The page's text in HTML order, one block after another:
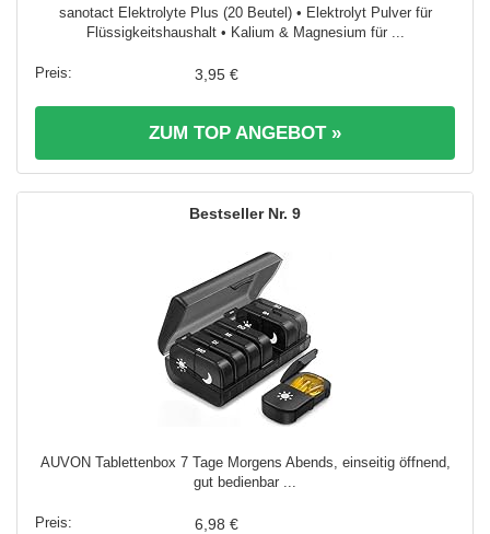
sanotact Elektrolyte Plus (20 Beutel) • Elektrolyt Pulver für
Flüssigkeitshaushalt • Kalium & Magnesium für ...
3,95 €
ZUM TOP ANGEBOT »
9
AUVON Tablettenbox 7 Tage Morgens Abends, einseitig öffnend,
gut bedienbar ...
6,98 €